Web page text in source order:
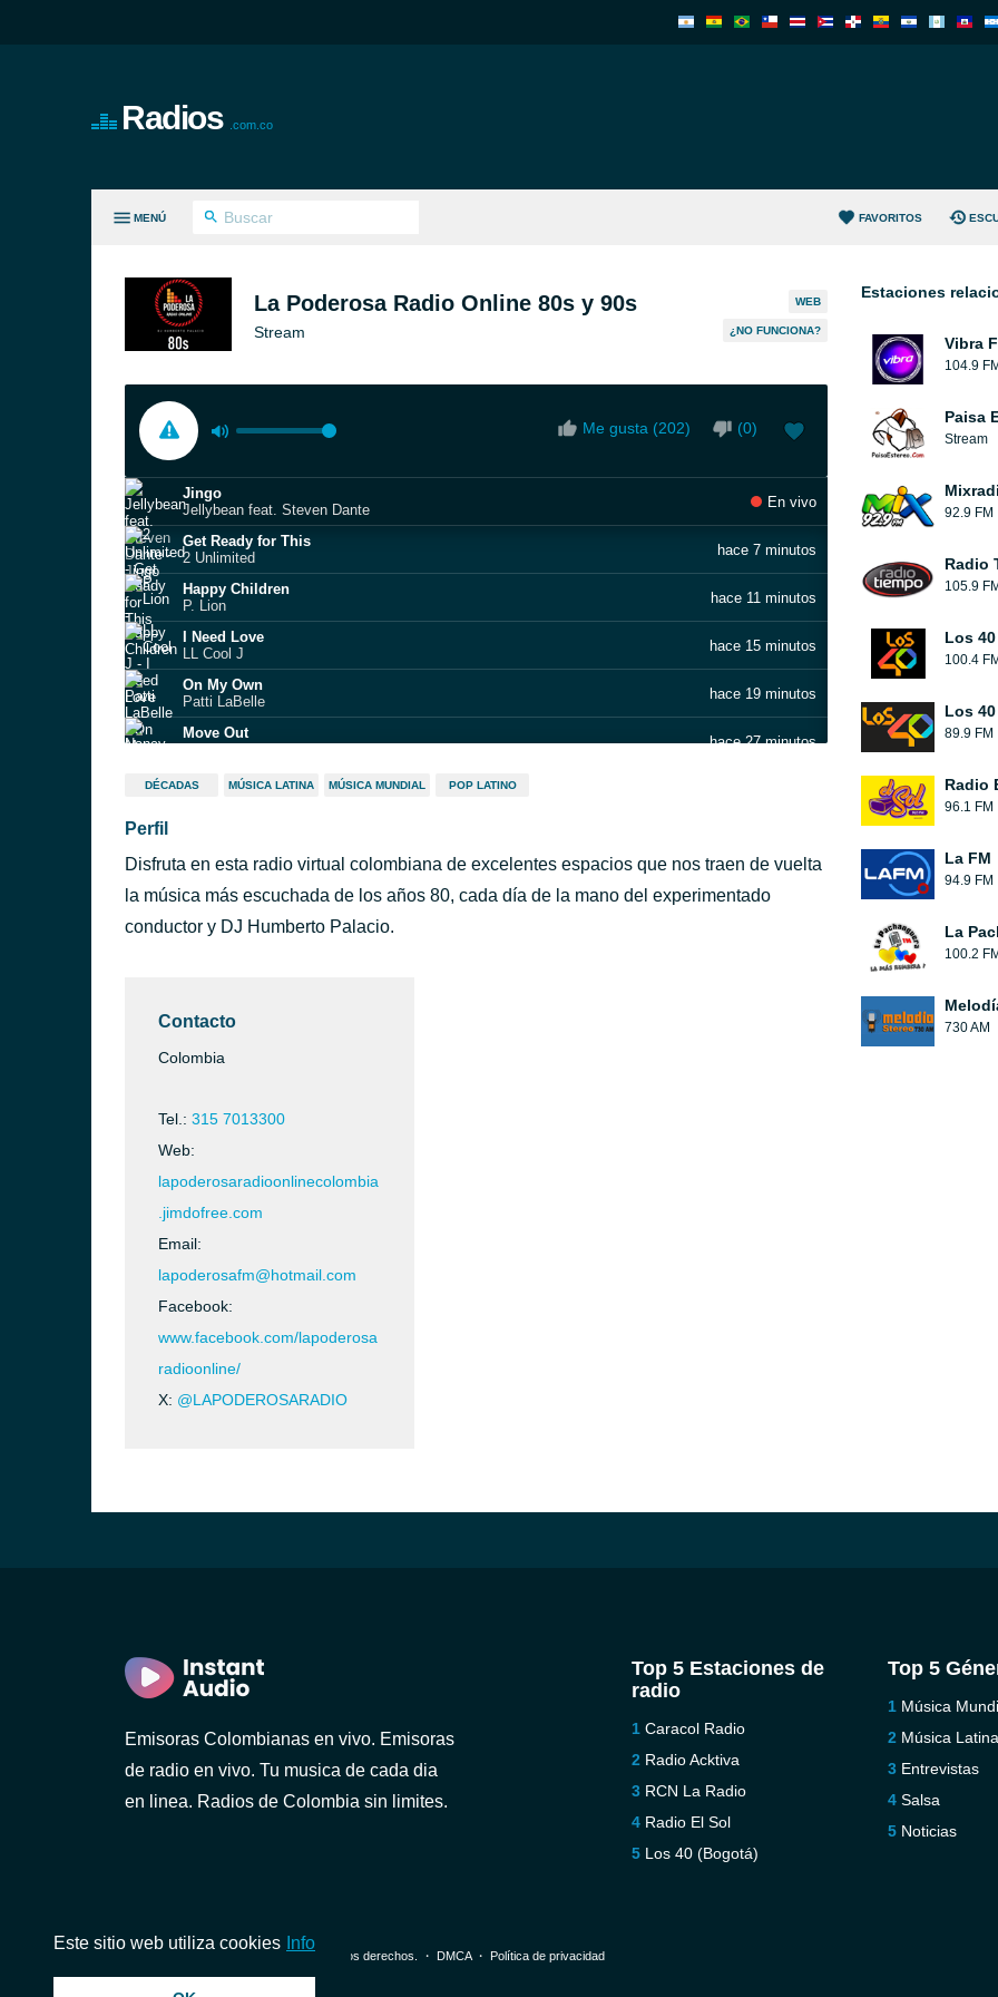
Radios .com.co
MENÚ FAVORITOS
La Poderosa Radio Online 80s y 90s
Stream
WEB
¿NO FUNCIONA?
Me gusta (202) (0)
Jingo
Jellybean feat. Steven Dante
En vivo
Get Ready for This
2 Unlimited
hace 7 minutos
Happy Children
P. Lion
hace 11 minutos
I Need Love
LL Cool J
hace 15 minutos
On My Own
Patti LaBelle
hace 19 minutos
Move Out
hace 27 minutos
centerfool
Kool & The Gang
hace 44 minutos
Listen to Your Heart
Roxette
DÉCADAS MÚSICA LATINA MÚSICA MUNDIAL POP LATINO
Perfil
Disfruta en esta radio virtual colombiana de excelentes espacios que nos traen de vuelta
la música más escuchada de los años 80, cada día de la mano del experimentado
conductor y DJ Humberto Palacio.
Contacto
Colombia
Tel.: 315 7013300
Web:
lapoderosaradioonlinecolombia
.jimdofree.com
Email:
lapoderosafm@hotmail.com
Facebook:
www.facebook.com/lapoderosa
radioonline/
X: @LAPODEROSARADIO
Estaciones
Vibra
104.9 FM
Paisa
Stream
92.9 FM
Radio
105.9 FM
Los
100.4 FM
Los
89.9 FM
Radio
96.1 FM
La FM
94.9 FM
La
100.2 FM
730 AM
Emisoras Colombianas en vivo. Emisoras
de radio en vivo. Tu musica de cada dia
en linea. Radios de Colombia sin limites.
Top 5 Estaciones de
radio
Caracol Radio
Radio Acktiva
RCN La Radio
Radio El Sol
Los 40 (Bogotá)
Top 5
Música
Música Latina
Entrevistas
Salsa
Noticias
© 2026 InstantAudio. Reservados todos los derechos. ・ DMCA・ Política de privacidad
Este sitio web utiliza cookies Info